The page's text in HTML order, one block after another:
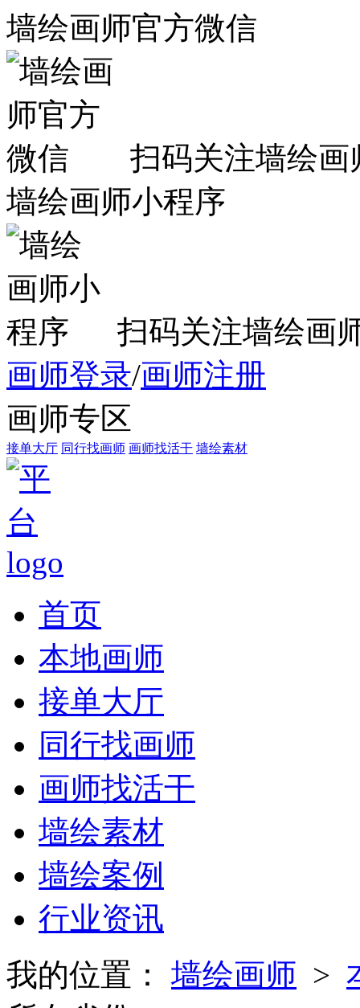
墙绘画师官方微信
扫码关注墙绘画
墙绘画师小程序
扫码关注墙绘画
画师登录/画师注册
画师专区
接单大厅 同行找画师 画师找活干 墙绘素材
首页
本地画师
接单大厅
同行找画师
画师找活干
墙绘素材
墙绘案例
行业资讯
我的位置：
墙绘画师 >